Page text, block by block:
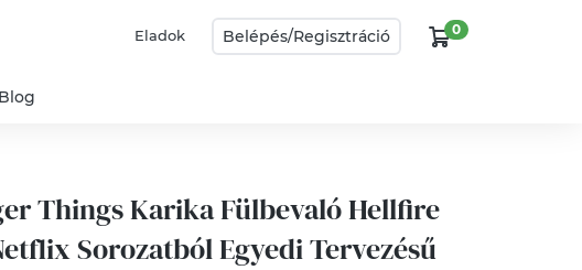
Eladok Belépés/Regisztráció 0
Blog
Things Karika Fülbevaló Hellfire
Sorozatból Egyedi Tervezésű